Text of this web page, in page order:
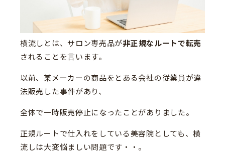
横流しとは、サロン専売品が非正規なルートで転売
されることを言います。
以前、某メーカーの商品をとある会社の従業員が違
法販売した事件があり、
全体で一時販売停止になったことがありました。
正規ルートで仕入れをしている美容院としても、横
流しは大変悩ましい問題です・・。